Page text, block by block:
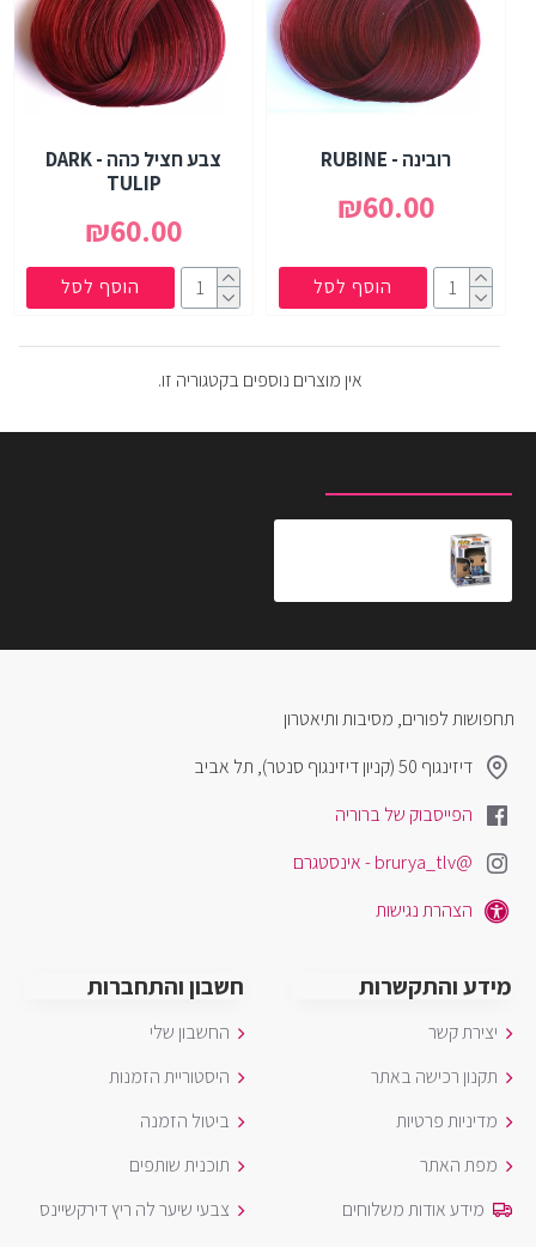
רובינה - RUBINE
₪60.00
הוסף לסל
צבע חציל כהה - DARK
TULIP
₪60.00
הוסף לסל
אין מוצרים נוספים בקטגוריה זו.
תחפושות לפורים, מסיבות ותיאטרון
דיזינגוף 50 (קניון דיזינגוף סנטר), תל אביב
הפייסבוק של ברוריה
@brurya_tlv - אינסטגרם
הצהרת נגישות
מידע והתקשרות
יצירת קשר
תקנון רכישה באתר
מדיניות פרטיות
מפת האתר
מידע אודות משלוחים
חשבון והתחברות
החשבון שלי
היסטוריית הזמנות
ביטול הזמנה
תוכנית שותפים
צבעי שיער לה ריץ דירקשיינס